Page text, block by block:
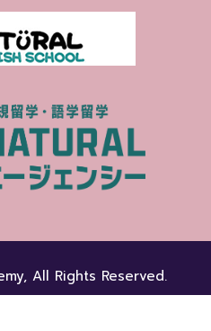
All Rights Reserved.